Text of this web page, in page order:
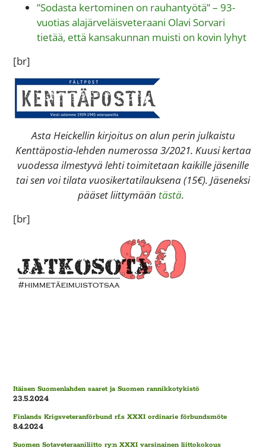
”Sodasta kertominen on rauhantyötä” – 93-
vuotias alajärveläisveteraani Olavi Sorvari
tietää, että kansakunnan muisti on kovin lyhyt
[br]
Asta Heickellin kirjoitus on alun perin julkaistu
Kenttäpostia-lehden numerossa 3/2021. Kuusi kertaa
vuodessa ilmestyvä lehti toimitetaan kaikille jäsenille
tai sen voi tilata vuosikertatilauksena (15€). Jäseneksi
pääset liittymään tästä.
[br]
Itäisen Suomenlahden saaret ja Suomen rannikkotykistö
23.5.2024
Finlands Krigsveteranförbund rf.s XXXI ordinarie förbundsmöte
8.4.2024
Suomen Sotaveteraaniliitto ry:n XXXI varsinainen liittokokous